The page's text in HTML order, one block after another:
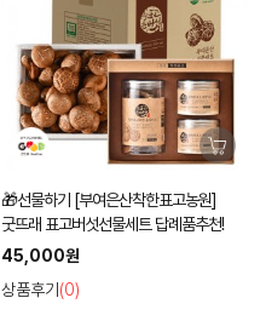
🎁선물하기 [부여은산착한표고농원]
굿뜨래 표고버섯선물세트 답례품추천!
45,000원
상품후기 (0)